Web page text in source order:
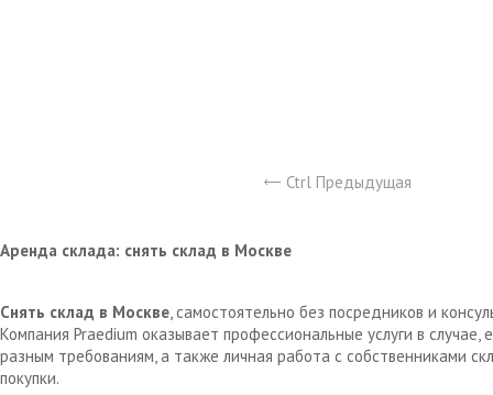
Ctrl Предыдущая
Аренда склада: снять склад в Москве
Снять склад в Москве, самостоятельно без посредников и
Компания Praedium оказывает профессиональные услуги в
разным требованиям, а также личная работа с собственниками
покупки.